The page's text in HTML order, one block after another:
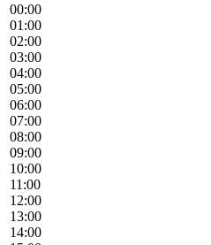
00:00
01:00
02:00
03:00
04:00
05:00
06:00
07:00
08:00
09:00
10:00
11:00
12:00
13:00
14:00